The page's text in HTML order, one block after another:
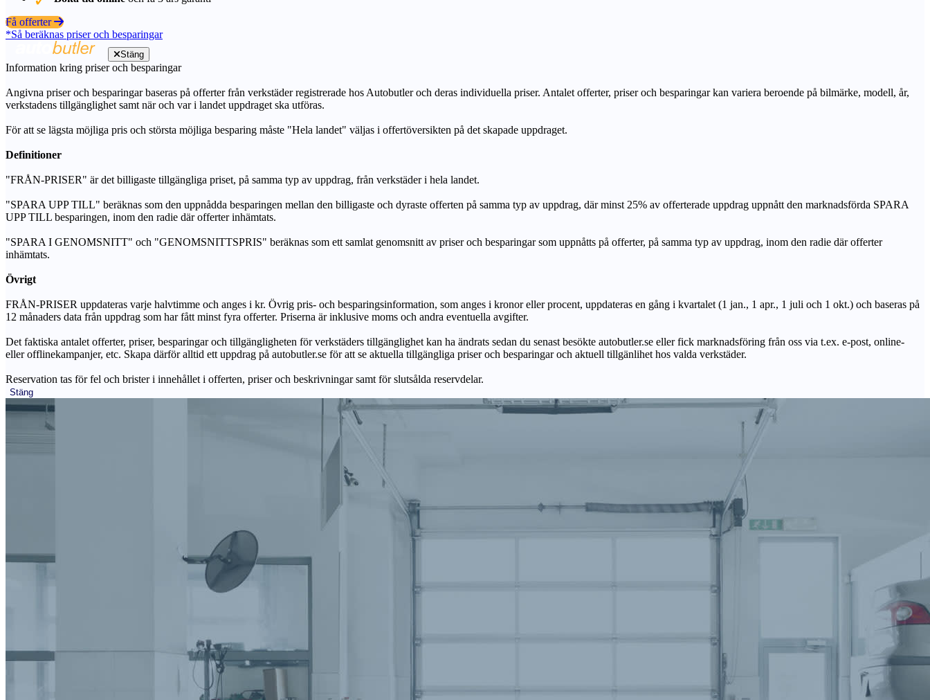
Få offerter
*Så beräknas priser och besparingar
Stäng
Information kring priser och besparingar
Angivna priser och besparingar baseras på offerter från verkstäder registrerade hos Autobutler och deras individuella priser. Antalet offerter, priser och besparingar kan variera beroende på bilmärke, modell, år,
verkstadens tillgänglighet samt när och var i landet uppdraget ska utföras.
För att se lägsta möjliga pris och största möjliga besparing måste "Hela landet" väljas i offertöversikten på det skapade uppdraget.
Definitioner
"FRÅN-PRISER" är det billigaste tillgängliga priset, på samma typ av uppdrag, från verkstäder i hela landet.
"SPARA UPP TILL" beräknas som den uppnådda besparingen mellan den billigaste och dyraste offerten på samma typ av uppdrag, där minst 25% av offerterade uppdrag uppnått den marknadsförda SPARA
UPP TILL besparingen, inom den radie där offerter inhämtats.
"SPARA I GENOMSNITT" och "GENOMSNITTSPRIS" beräknas som ett samlat genomsnitt av priser och besparingar som uppnåtts på offerter, på samma typ av uppdrag, inom den radie där offerter
inhämtats.
Övrigt
FRÅN-PRISER uppdateras varje halvtimme och anges i kr. Övrig pris- och besparingsinformation, som anges i kronor eller procent, uppdateras en gång i kvartalet (1 jan., 1 apr., 1 juli och 1 okt.) och baseras på
12 månaders data från uppdrag som har fått minst fyra offerter. Priserna är inklusive moms och andra eventuella avgifter.
Det faktiska antalet offerter, priser, besparingar och tillgängligheten för verkstäders tillgänglighet kan ha ändrats sedan du senast besökte autobutler.se eller fick marknadsföring från oss via t.ex. e-post, online-
eller offlinekampanjer, etc. Skapa därför alltid ett uppdrag på autobutler.se för att se aktuella tillgängliga priser och besparingar och aktuell tillgänlihet hos valda verkstäder.
Reservation tas för fel och brister i innehållet i offerten, priser och beskrivningar samt för slutsålda reservdelar.
Stäng